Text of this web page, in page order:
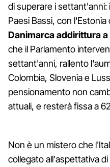
di superare i settant'anni:
Paesi Bassi, con l'Estonia
Danimarca addirittura a
che il Parlamento
settant'anni, rallento
Colombia, Slovenia e
pensionamento non
attuali, e resterà fissa a
Non è un mistero che
collegato all'aspettativa